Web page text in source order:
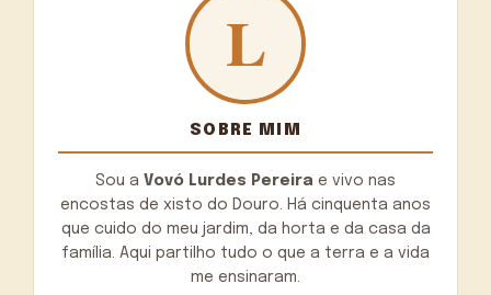
SOBRE MIM
Sou a Vovó Lurdes Pereira e vivo nas
encostas de xisto do Douro. Há cinquenta anos
que cuido do meu jardim, da horta e da casa da
família. Aqui partilho tudo o que a terra e a vida
me ensinaram.